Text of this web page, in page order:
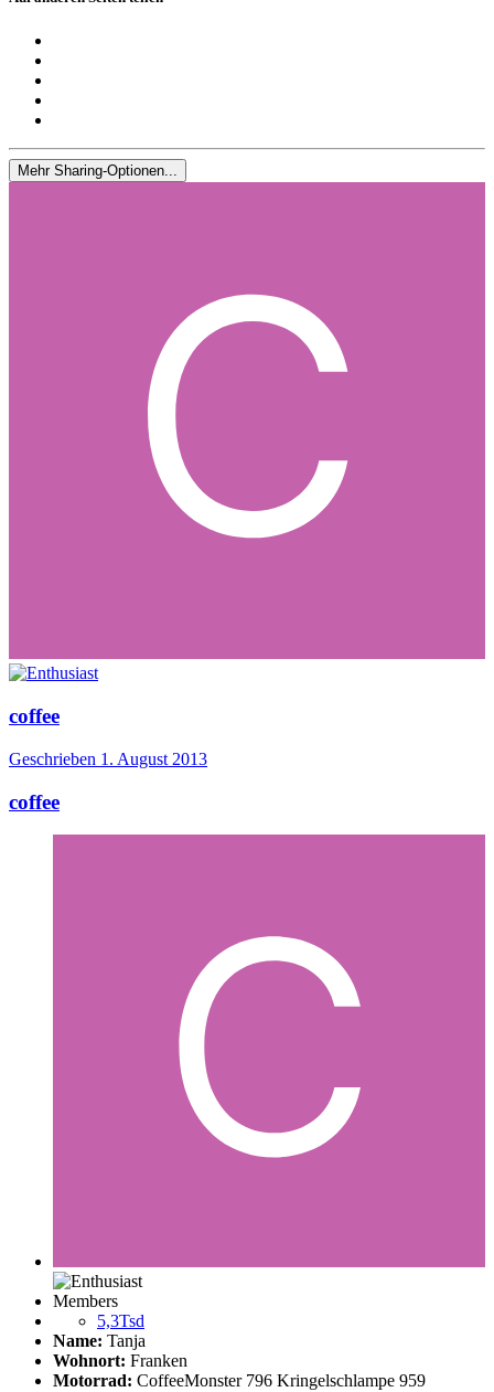
Mehr Sharing-Optionen...
coffee
Geschrieben 1. August 2013
coffee
Members
5,3Tsd
Name: Tanja
Wohnort: Franken
Motorrad: CoffeeMonster 796 Kringelschlampe 959